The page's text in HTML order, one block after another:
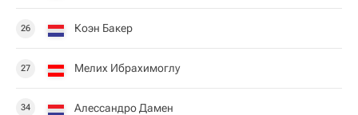
26 Коэн Бакер
27 Мелих Ибрахимоглу
34 Алессандро Дамен